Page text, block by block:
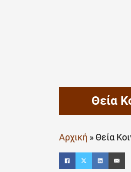
Θεία
Αρχική » Θεία